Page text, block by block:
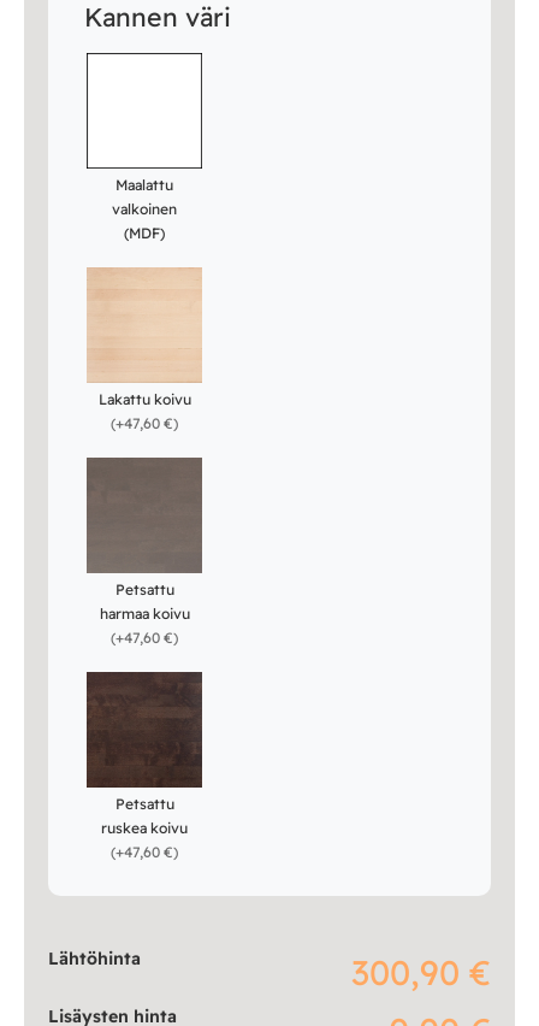
Kannen väri
Maalattu
valkoinen
(MDF)
Lakattu koivu
(+47,60 €)
Petsattu
harmaa koivu
(+47,60 €)
Petsattu
ruskea koivu
(+47,60 €)
Lähtöhinta 300,90 €
Lisäysten hinta